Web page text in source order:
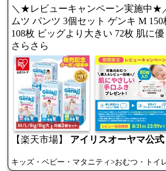
＼★レビューキャンペーン実施中★
ムツ パンツ 3個セット ゲンキ M
108枚 ビッグより大きい 72枚 肌に
さらさら
【楽天市場】 アイリスオーヤマ公
キッズ・ベビー・マタニティ>おむつ・トイ